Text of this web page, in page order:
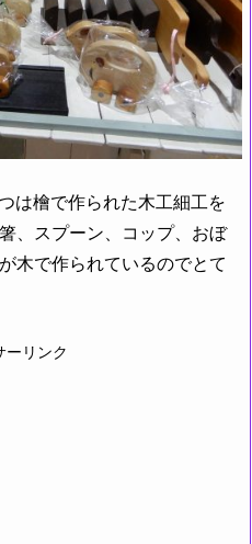
は檜で作られた木工細工を
、スプーン、コップ、おぼ
木で作られているのでとて
ーリンク